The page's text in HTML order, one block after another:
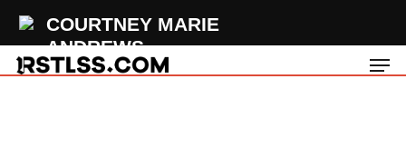
COURTNEY MARIE
ANDREWS
Satellite
main